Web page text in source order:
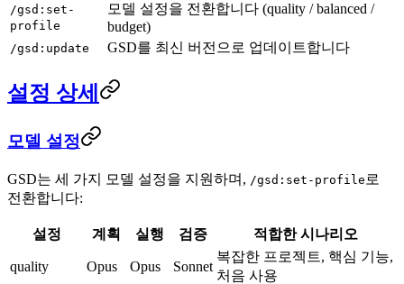
/gsd:set-
profile
모델 설정을 전환합니다 (quality / balanced /
budget)
/gsd:update GSD를 최신 버전으로 업데이트합니다
설정 상세
모델 설정
GSD는 세 가지 모델 설정을 지원하며, /gsd:set-profile 로
전환합니다:
설정 계획 실행 검증 적합한 시나리오
quality Opus Opus Sonnet
복잡한 프로젝트, 핵심 기능,
처음 사용